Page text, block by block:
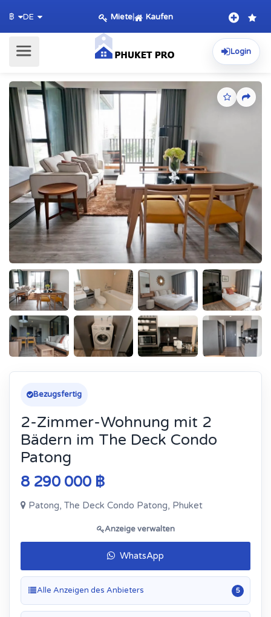
฿ DE Miete| Kaufen
Login
Bezugsfertig
2-Zimmer-Wohnung mit 2
Bädern im The Deck Condo
Patong
8 290 000 ฿
Patong, The Deck Condo Patong, Phuket
Anzeige verwalten
WhatsApp
Alle Anzeigen des Anbieters 5